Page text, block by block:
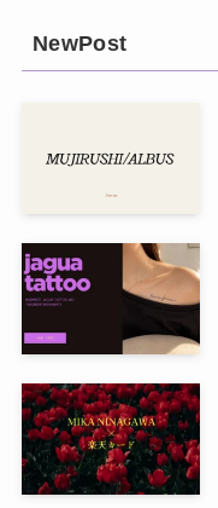
NewPost